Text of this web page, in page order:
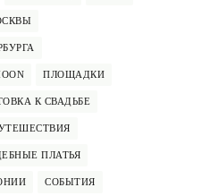
ПЛОЩАДКИ
К СВАДЬБЕ
ПЛАТЬЯ
СОБЫТИЯ